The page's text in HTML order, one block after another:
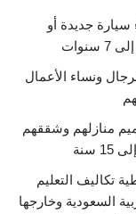
جديدة أو
ونساء الأعمال
منازلهم وشققهم
تكاليف التعليم
السعودية وخارجها